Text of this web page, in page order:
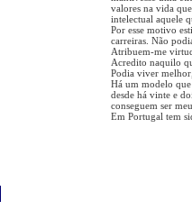
valores na vida
intelectual aquele
Por esse motivo
carreiras. Não
Atribuem-me
Acredito naquilo
Podia viver
Há um modelo que
desde há vinte e
conseguem ser
Em Portugal tem